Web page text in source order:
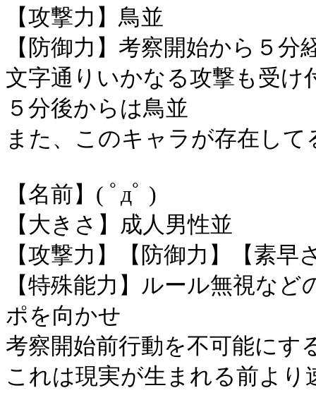
【攻撃力】鳥並
【防御力】考察開始から５分
文字通りいかなる攻撃も受け
５分後からは鳥並
また、このキャラが存在し
【名前】( ﾟдﾟ )
【大きさ】成人男性並
【攻撃力】【防御力】【素早
【特殊能力】ルール無視な
ポを向かせ
考察開始前行動を不可能にす
これは現実が生まれる前より